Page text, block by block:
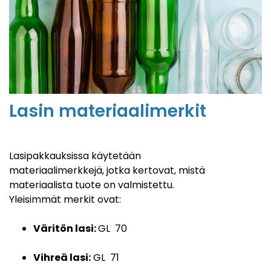
Lasin materiaalimerkit
Lasipakkauksissa käytetään
materiaalimerkkejä, jotka kertovat, mistä
materiaalista tuote on valmistettu.
Yleisimmät merkit ovat:
Väritön lasi:GL 70
Vihreä lasi:GL 71